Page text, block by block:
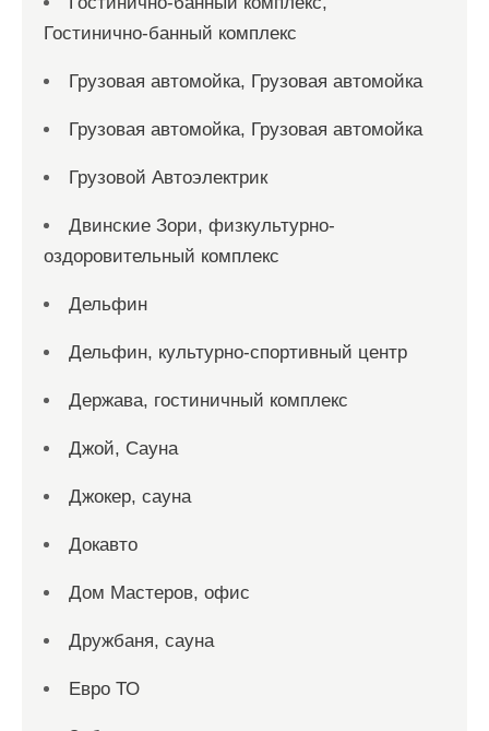
Гостинично-банный комплекс
Грузовая автомойка, Грузовая автомойка
Грузовая автомойка, Грузовая автомойка
Грузовой Автоэлектрик
Двинские Зори, физкультурно-
оздоровительный комплекс
Дельфин
Дельфин, культурно-спортивный центр
Держава, гостиничный комплекс
Джой, Сауна
Джокер, сауна
Докавто
Дом Мастеров, офис
Дружбаня, сауна
Евро ТО